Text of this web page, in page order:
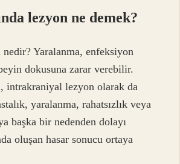
lezyon ne demek?
Yaralanma, enfeksiyon
dokusuna zarar verebilir.
intrakraniyal lezyon olarak da
yaralanma, rahatsızlık veya
başka bir nedenden dolayı
oluşan hasar sonucu ortaya